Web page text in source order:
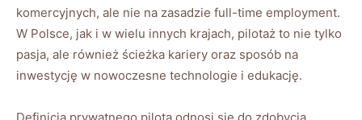
komercyjnych, ⁤ale nie na ⁣zasadzie full-time employment.
W Polsce, jak i w wielu innych krajach, pilotaż ⁣to nie tylko⁤
pasja, ale również ścieżka kariery‍ oraz‍ sposób‍ na
‍inwestycję w nowoczesne technologie i edukację.